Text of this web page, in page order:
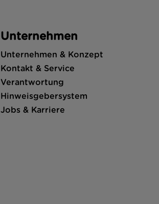
Unternehmen
Unternehmen & Konzept
Kontakt & Service
Verantwortung
Hinweisgebersystem
Jobs & Karriere